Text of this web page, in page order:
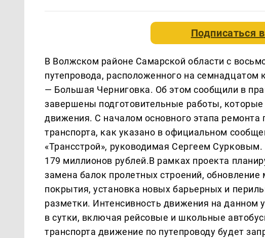
Подписаться
В Волжском районе Самарской области с
путепровода, расположенного на
— Большая Черниговка. Об этом сообщили в
завершены подготовительные работы,
движения. С началом основного этапа ремонта
транспорта, как указано в официальном
«Трансстрой», руководимая Сергеем
179 миллионов рублей.В рамках проекта
замена балок пролетных строений, обновление
покрытия, установка новых барьерных и
разметки. Интенсивность движения на данном
в сутки, включая рейсовые и школьные
транспорта движение по путепроводу будет